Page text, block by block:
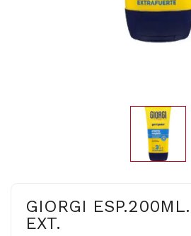
GIORGI
EXT.